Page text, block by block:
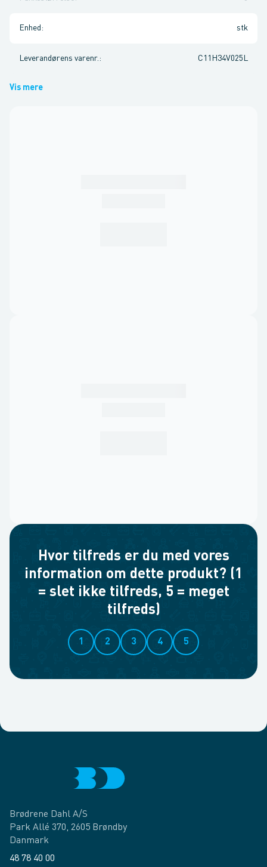
Enhed : stk
Leverandørens varenr. : C11H34V025L
Vis mere
Hvor tilfreds er du med vores
information om dette produkt? (1
= slet ikke tilfreds, 5 = meget
tilfreds)
1 2 3 4 5
Brødrene Dahl A/S
Park Allé 370, 2605 Brøndby
Danmark
48 78 40 00